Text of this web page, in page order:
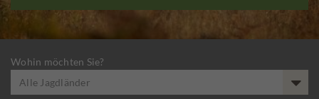
Wohin möchten Sie?
Alle Jagdländer